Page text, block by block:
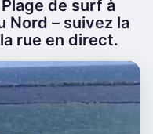
de surf à
Nord – suivez la
rue en direct.